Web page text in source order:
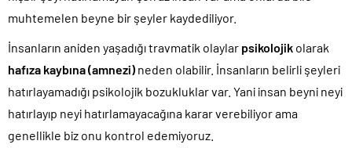
muhtemelen beyne bir şeyler kaydediliyor.
İnsanların aniden yaşadığı travmatik olaylar psikolojik olarak
hafıza kaybına (amnezi) neden olabilir. İnsanların belirli şeyleri
hatırlayamadığı psikolojik bozukluklar var. Yani insan beyni neyi
hatırlayıp neyi hatırlamayacağına karar verebiliyor ama
genellikle biz onu kontrol edemiyoruz.